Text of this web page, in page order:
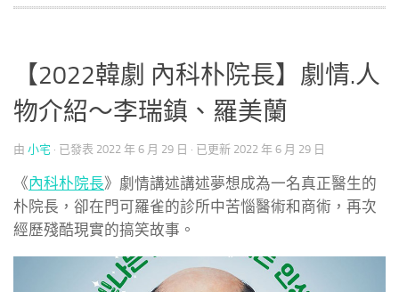
【2022韓劇 內科朴院長】劇情.人
物介紹～李瑞鎮、羅美蘭
由 小宅 · 已發表 2022 年 6 月 29 日 · 已更新 2022 年 6 月 29 日
《內科朴院長》劇情講述講述夢想成為一名真正醫生的
朴院長，卻在門可羅雀的診所中苦惱醫術和商術，再次
經歷殘酷現實的搞笑故事。